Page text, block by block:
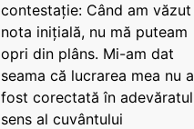
contestație: Când am văzut
nota inițială, nu mă puteam
opri din plâns. Mi-am dat
seama că lucrarea mea nu a
fost corectată în adevăratul
sens al cuvântului